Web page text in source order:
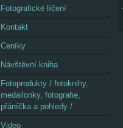
Fotografické líčení
Kontakt
Ceníky
Návštěvní kniha
Fotoprodukty / fotoknihy,
medailonky, fotografie,
přáníčka a pohledy /
Video